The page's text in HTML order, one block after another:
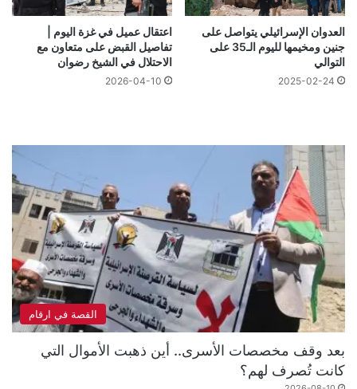
العدوان الإسرائيلي يتواصل على
جنين ومخيمها لليوم الـ35 على
التوالي
2025-02-24
اعتقال عميل في غزة اليوم |
تفاصيل القبض على متعاون مع
الاحتلال في الشيخ رضوان
2026-04-10
القصة في ارقام
بعد وقف مخصصات الأسرى.. أين ذهبت الأموال التي
كانت تُصرف لهم؟